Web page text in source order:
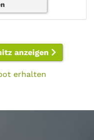
anzeigen
erhalten